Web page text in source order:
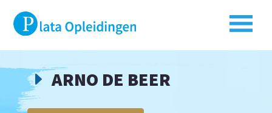
E ARNO DE BEER